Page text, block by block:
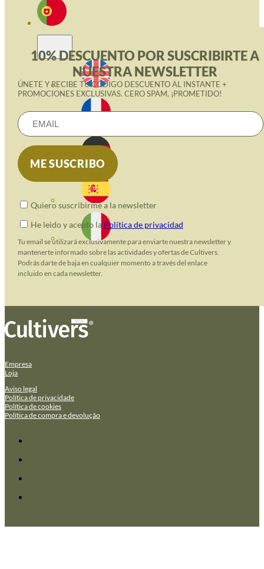
10% DESCUENTO POR SUSCRIBIRTE A
NUESTRA NEWSLETTER
ÚNETE Y RECIBE TU CÓDIGO DESCUENTO AL INSTANTE +
PROMOCIONES EXCLUSIVAS. CERO SPAM, ¡PROMETIDO!
Quiero suscribirme a la newsletter
He leido y acepto la Política de privacidad
Tu email se utilizará exclusivamente para enviarte nuestra newsletter y
mantenerte informado sobre las actividades y ofertas de Cultivers.
Podrás darte de baja en cualquier momento a través del enlace
incluido en cada newsletter.
Empresa
Loja
Aviso legal
Política de privacidade
Política de cookies
Política de compra e devolução